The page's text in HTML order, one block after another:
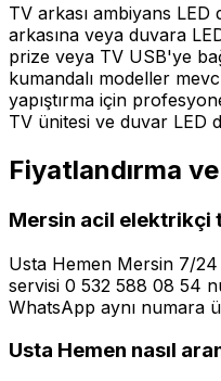
TV arkası ambiyans
arkasına veya duvara
prize veya TV USB'ye
kumandalı modeller
yapıştırma için
TV ünitesi ve duvar LED
Fiyatlandırma
Mersin acil elektrikçi
Usta Hemen Mersin 7/
servisi 0 532 588 08 54
WhatsApp aynı numara
Usta Hemen nasıl